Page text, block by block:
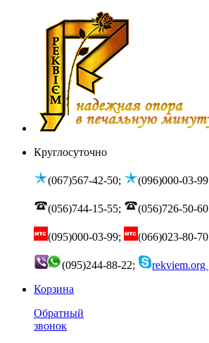
Круглосуточно
(067)567-42-50; (096)000-03-99
(056)744-15-55; (056)726-50-60
(095)000-03-99; (066)023-80-70
(095)244-88-22;
rekviem.org
Корзина
Обратный
звонок